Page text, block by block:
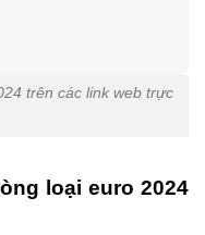
trên các link web trực
loại euro 2024